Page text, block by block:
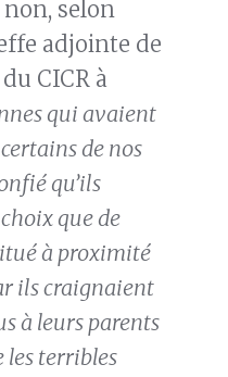
selon
adjointe de
CICR à
qui avaient
de nos
qu’ils
que de
à proximité
ils craignaient
à leurs parents
les terribles